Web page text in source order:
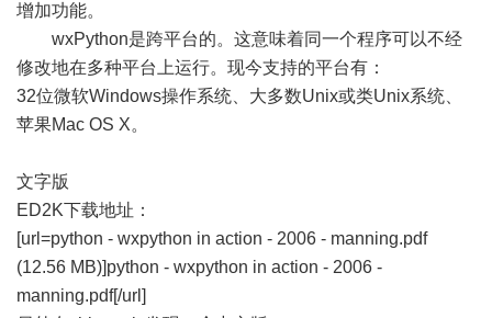
增加功能。
wxPython是跨平台的。这意味着同一个程序可以不经
修改地在多种平台上运行。现今支持的平台有：
32位微软Windows操作系统、大多数Unix或类Unix系统、
苹果Mac OS X。
文字版
ED2K下载地址：
[url=python - wxpython in action - 2006 - manning.pdf
(12.56 MB)]python - wxpython in action - 2006 -
manning.pdf[/url]